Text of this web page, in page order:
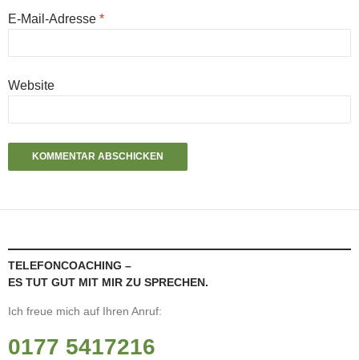
E-Mail-Adresse *
Website
TELEFONCOACHING –
ES TUT GUT MIT MIR ZU SPRECHEN.
Ich freue mich auf Ihren Anruf:
0177 5417216